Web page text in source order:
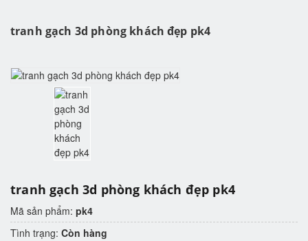
tranh gạch 3d phòng khách đẹp pk4
tranh gạch 3d phòng khách đẹp pk4
Mã sản phẩm: pk4
Tình trạng: Còn hàng